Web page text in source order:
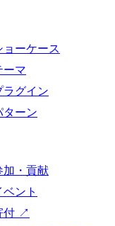
ョーケース
ーマ
ラグイン
ターン
加・貢献
ベント
付 ↗